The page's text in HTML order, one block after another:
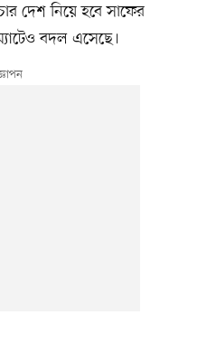
দেশ নিয়ে হবে সাফের
বদল এসেছে।